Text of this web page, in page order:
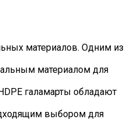
материалов. Одним из
материалом для
галамарты обладают
выбором для